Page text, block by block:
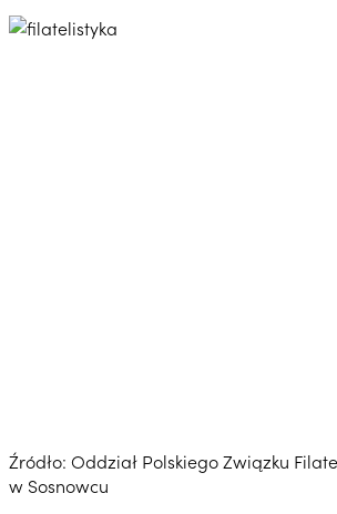
Źródło: Oddział Polskiego Związku
w Sosnowcu